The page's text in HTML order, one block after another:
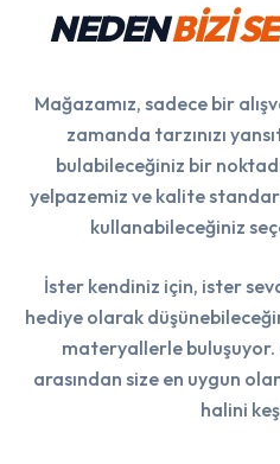
NEDENBİZİ
Mağazamız, sadece bir
zamanda tarzınızı
bulabileceğiniz bir
yelpazemiz ve kalite
kullanabileceğiniz
İster kendiniz için, ister
hediye olarak
materyallerle buluşuyor.
arasından size en uygun
halini